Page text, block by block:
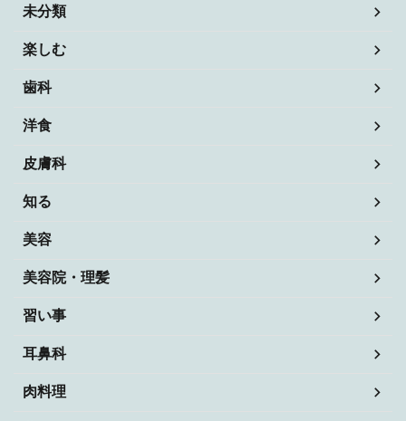
未分類
楽しむ
歯科
洋食
皮膚科
知る
美容
美容院・理髪
習い事
耳鼻科
肉料理